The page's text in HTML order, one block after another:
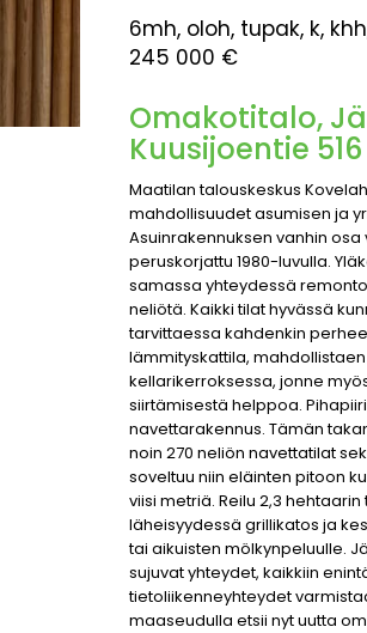
6mh, oloh, tupak, k,
245 000 €
Omakotitalo,
Kuusijoentie 516
Maatilan talouskeskus
mahdollisuudet asumisen ja
Asuinrakennuksen vanhin
peruskorjattu 1980-luvulla.
samassa yhteydessä
neliötä. Kaikki tilat hyvässä
tarvittaessa kahdenkin
lämmityskattila,
kellarikerroksessa, jonne
siirtämisestä helppoa.
navettarakennus. Tämän
noin 270 neliön navettatilat
soveltuu niin eläinten pitoon
viisi metriä. Reilu 2,3
läheisyydessä grillikatos ja
tai aikuisten mölkynpeluulle.
sujuvat yhteydet, kaikkiin
tietoliikenneyhteydet
maaseudulla etsii nyt uutta